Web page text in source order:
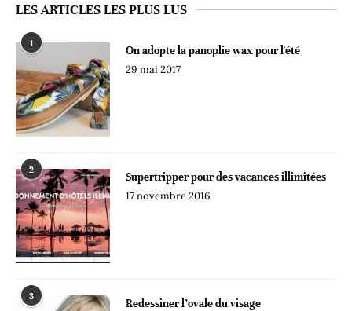
LES ARTICLES LES PLUS LUS
1
On adopte la panoplie wax pour l'été
29 mai 2017
2
Supertripper pour des vacances illimitées
17 novembre 2016
3
Redessiner l’ovale du visage